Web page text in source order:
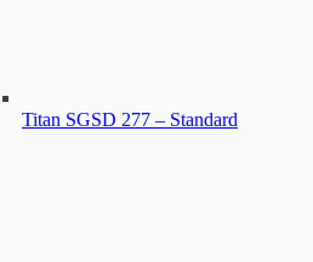
Titan SGSD 277 – Standard